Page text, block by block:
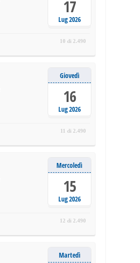
Lug 2026
17
10 di 2.490
Lug 2026
Giovedì
16
11 di 2.490
Lug 2026
Mercoledì
15
12 di 2.490
Martedì